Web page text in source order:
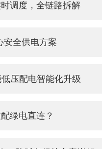
调度，全链路拆解
安全供电方案
压配电智能化升级
绿电直连？